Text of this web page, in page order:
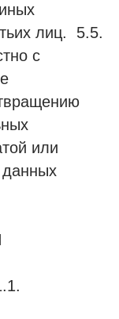
лиц. 5.5.
с
или